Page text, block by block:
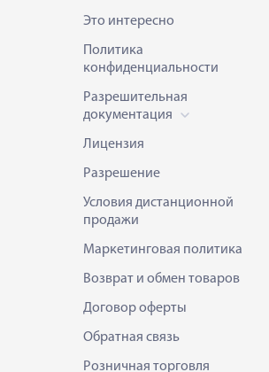
Это интересно
Политика
конфиденциальности
Разрешительная
документация
Лицензия
Разрешение
Условия дистанционной
продажи
Маркетинговая политика
Возврат и обмен товаров
Договор оферты
Обратная связь
Розничная торговля